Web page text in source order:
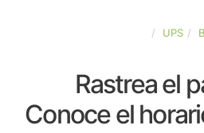
UPS
Rastrea el
Conoce el